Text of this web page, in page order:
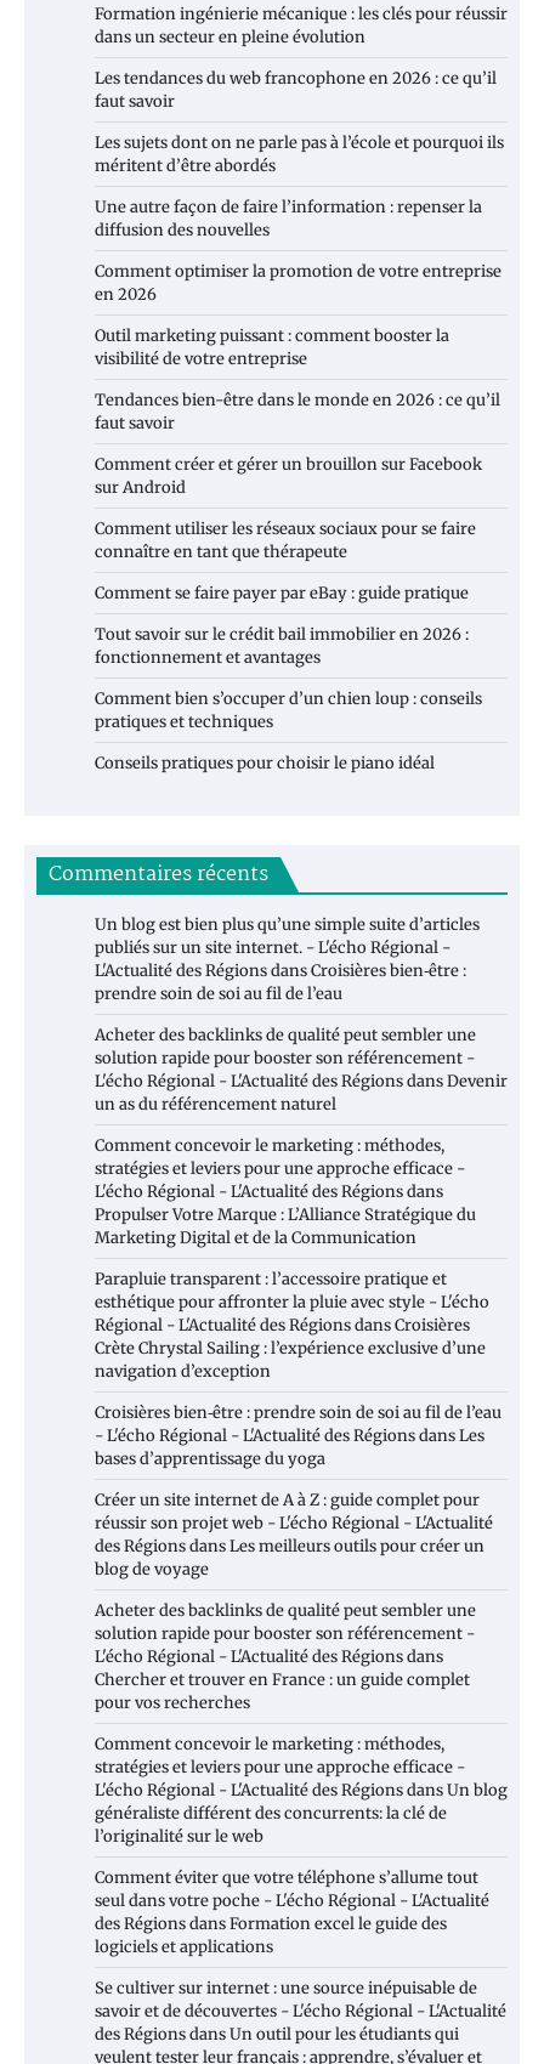
Formation ingénierie mécanique : les clés pour réussir
dans un secteur en pleine évolution
Les tendances du web francophone en 2026 : ce qu’il
faut savoir
Les sujets dont on ne parle pas à l’école et pourquoi ils
méritent d’être abordés
Une autre façon de faire l’information : repenser la
diffusion des nouvelles
Comment optimiser la promotion de votre entreprise
en 2026
Outil marketing puissant : comment booster la
visibilité de votre entreprise
Tendances bien-être dans le monde en 2026 : ce qu’il
faut savoir
Comment créer et gérer un brouillon sur Facebook
sur Android
Comment utiliser les réseaux sociaux pour se faire
connaître en tant que thérapeute
Comment se faire payer par eBay : guide pratique
Tout savoir sur le crédit bail immobilier en 2026 :
fonctionnement et avantages
Comment bien s’occuper d’un chien loup : conseils
pratiques et techniques
Conseils pratiques pour choisir le piano idéal
Commentaires récents
Un blog est bien plus qu’une simple suite d’articles
publiés sur un site internet. - L'écho Régional -
L'Actualité des RégionsdansCroisières bien‑être :
prendre soin de soi au fil de l’eau
Acheter des backlinks de qualité peut sembler une
solution rapide pour booster son référencement -
L'écho Régional - L'Actualité des RégionsdansDevenir
un as du référencement naturel
Comment concevoir le marketing : méthodes,
stratégies et leviers pour une approche efficace -
L'écho Régional - L'Actualité des Régionsdans
Propulser Votre Marque : L’Alliance Stratégique du
Marketing Digital et de la Communication
Parapluie transparent : l’accessoire pratique et
esthétique pour affronter la pluie avec style - L'écho
Régional - L'Actualité des RégionsdansCroisières
Crète Chrystal Sailing : l’expérience exclusive d’une
navigation d’exception
Croisières bien‑être : prendre soin de soi au fil de l’eau
- L'écho Régional - L'Actualité des RégionsdansLes
bases d’apprentissage du yoga
Créer un site internet de A à Z : guide complet pour
réussir son projet web - L'écho Régional - L'Actualité
des RégionsdansLes meilleurs outils pour créer un
blog de voyage
Acheter des backlinks de qualité peut sembler une
solution rapide pour booster son référencement -
L'écho Régional - L'Actualité des Régionsdans
Chercher et trouver en France : un guide complet
pour vos recherches
Comment concevoir le marketing : méthodes,
stratégies et leviers pour une approche efficace -
L'écho Régional - L'Actualité des RégionsdansUn blog
généraliste différent des concurrents: la clé de
l’originalité sur le web
Comment éviter que votre téléphone s’allume tout
seul dans votre poche - L'écho Régional - L'Actualité
des RégionsdansFormation excel le guide des
logiciels et applications
Se cultiver sur internet : une source inépuisable de
savoir et de découvertes - L'écho Régional - L'Actualité
des RégionsdansUn outil pour les étudiants qui
veulent tester leur français : apprendre, s’évaluer et